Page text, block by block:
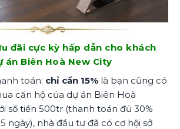
đãi cực kỳ hấp dẫn cho khách
án Biên Hoà New City
toán: chỉ cần 15%là bạn cũng có
căn hộ của dự án Biên Hoà
số tiền 500tr (thanh toán đủ 30%
ngày), nhà đầu tư đã có cơ hội sở